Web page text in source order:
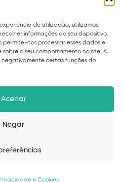
de utilização, utilizamos
informações do seu dispositivo.
nos processar esses dados e
o seu comportamento no site. A
certas funções do
Aceitar
Negar
e Cookies
Serviços
Ebooks
Termos
– desenvolvido por